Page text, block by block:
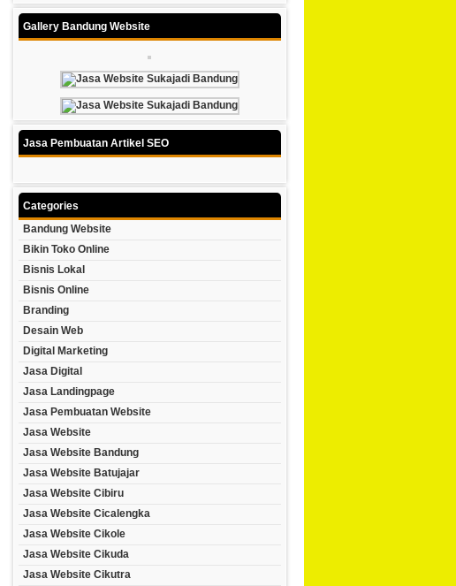
Gallery Bandung Website
Jasa Pembuatan Artikel SEO
Categories
Bandung Website
Bikin Toko Online
Bisnis Lokal
Bisnis Online
Branding
Desain Web
Digital Marketing
Jasa Digital
Jasa Landingpage
Jasa Pembuatan Website
Jasa Website
Jasa Website Bandung
Jasa Website Batujajar
Jasa Website Cibiru
Jasa Website Cicalengka
Jasa Website Cikole
Jasa Website Cikuda
Jasa Website Cikutra